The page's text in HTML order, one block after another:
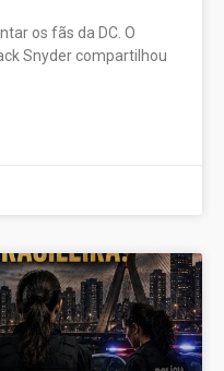
os fãs da DC. O
Snyder compartilhou